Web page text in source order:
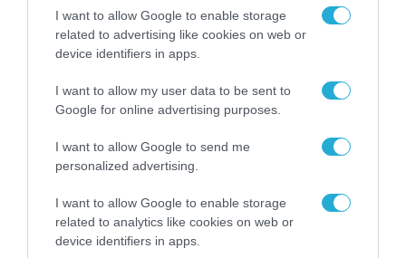
I want to allow Google to enable storage
related to advertising like cookies on web or
device identifiers in apps.
I want to allow my user data to be sent to
Google for online advertising purposes.
I want to allow Google to send me
personalized advertising.
I want to allow Google to enable storage
related to analytics like cookies on web or
device identifiers in apps.
παραβάσεις που
αφορούν τους ΦΗΜ
31.07.2026
Σ. Καλαφάτης: «Η
Τεχνητή Νοημοσύνη
νέα τεχνολογία, είναι
μια νέα βιομηχανική
επανάσταση»
31.07.2026
Νέος οδηγός του ΕΚΤ
για τη χρηματοδότηση
των ελληνικών
επιχειρήσεων στον